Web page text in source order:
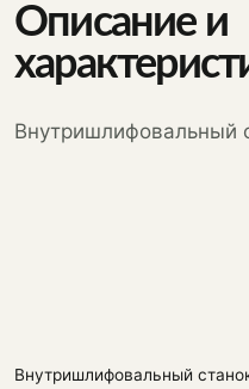
Описание и
Внутришлифовальный
Внутришлифовальный